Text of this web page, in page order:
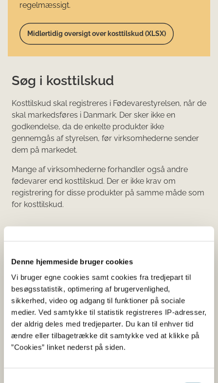
Denne hjemmeside bruger cookies
Vi bruger egne cookies samt cookies fra tredjepart til
besøgsstatistik, optimering af brugervenlighed,
sikkerhed, video og adgang til funktioner på sociale
medier. Ved samtykke til statistik registreres IP-adresser,
der aldrig deles med tredjeparter. Du kan til enhver tid
ændre eller tilbagetrække dit samtykke ved at klikke på
”Cookies” linket nederst på siden.
regelmæssigt.
Midlertidig oversigt over kosttilskud (XLSX)
Søg i kosttilskud
Kosttilskud skal registreres i Fødevarestyrelsen, når de
skal markedsføres i Danmark. Der sker ikke en
godkendelse, da de enkelte produkter ikke
gennemgås af styrelsen, før virksomhederne sender
dem på markedet.
Mange af virksomhederne forhandler også andre
fødevarer end kosttilskud. Der er ikke krav om
registrering for disse produkter på samme måde som
for kosttilskud.​​​​​​
Søg på produktnavn eller virksomhed 0 resultater
Sorter alfabetisk
Din søgning
Filtrer din søgning udfra: Virksomhed
Alt